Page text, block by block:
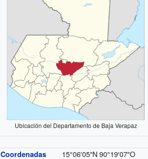
Ubicación del Departamento de Baja Verapaz
Coordenadas 15°06′05″N 90°19′07″O